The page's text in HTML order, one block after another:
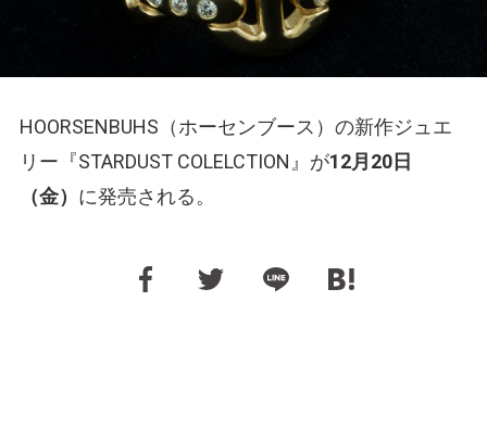
HOORSENBUHS（ホーセンブース）の新作ジュエ
リー『STARDUST COLELCTION』が12月20日
（金） に発売される。